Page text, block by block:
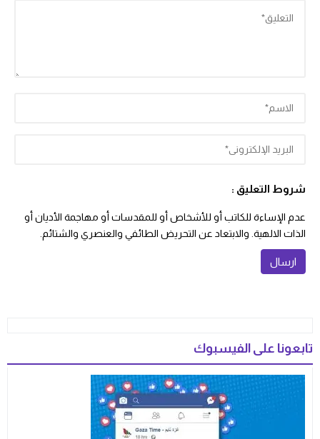
شروط التعليق :
عدم الإساءة للكاتب أو للأشخاص أو للمقدسات أو مهاجمة الأديان أو
الذات الالهية. والابتعاد عن التحريض الطائفي والعنصري والشتائم.
تابعونا على الفيسبوك